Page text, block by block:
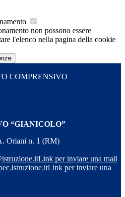
non possono essere
l'elenco nella pagina della cookie
COMPRENSIVO
“GIANICOLO”
Oriani n. 1 (RM)
Link per inviare una mail
Link per inviare una